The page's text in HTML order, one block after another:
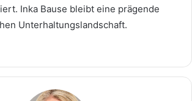
Inka Bause bleibt eine prägende
Unterhaltungslandschaft.